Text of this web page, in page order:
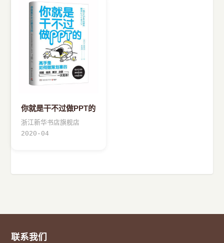
你就是干不过做PPT的
浙江新华书店旗舰店
2020-04
联系我们